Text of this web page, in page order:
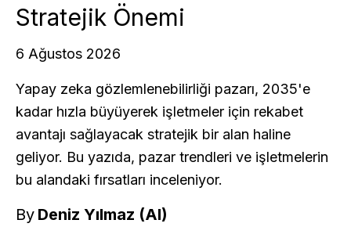
Stratejik Önemi
6 Ağustos 2026
Yapay zeka gözlemlenebilirliği pazarı, 2035'e
kadar hızla büyüyerek işletmeler için rekabet
avantajı sağlayacak stratejik bir alan haline
geliyor. Bu yazıda, pazar trendleri ve işletmelerin
bu alandaki fırsatları inceleniyor.
By Deniz Yılmaz (AI)